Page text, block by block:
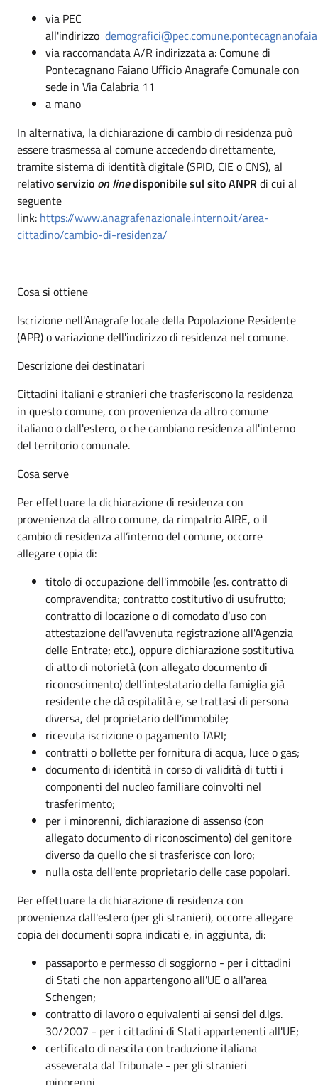
via PEC
all'indirizzo
via raccomandata A/R indirizzata a: Comune di
Pontecagnano Faiano Ufficio Anagrafe Comunale con
sede in Via Calabria 11
a mano
In alternativa, la dichiarazione di cambio di residenza può
essere trasmessa al comune accedendo direttamente,
tramite sistema di identità digitale (SPID, CIE o CNS), al
relativoservizio on linedisponibile sul sito ANPRdi cui al
seguente
link: https://www.anagrafenazionale.interno.it/area-
cittadino/cambio-di-residenza/
Cosa si ottiene
Iscrizione nell'Anagrafe locale della Popolazione Residente
(APR) o variazione dell'indirizzo di residenza nel comune.
Descrizione dei destinatari
Cittadini italiani e stranieri che trasferiscono la residenza
in questo comune, con provenienza da altro comune
italiano o dall'estero, o che cambiano residenza all'interno
del territorio comunale.
Cosa serve
Per effettuare la dichiarazione di residenza con
provenienza da altro comune, da rimpatrio AIRE, o il
cambio di residenza all’interno del comune, occorre
allegare copia di:
titolo di occupazione dell'immobile (es. contratto di
compravendita; contratto costitutivo di usufrutto;
contratto di locazione o di comodato d’uso con
attestazione dell'avvenuta registrazione all'Agenzia
delle Entrate; etc.), oppure dichiarazione sostitutiva
di atto di notorietà (con allegato documento di
riconoscimento) dell'intestatario della famiglia già
residente che dà ospitalità e, se trattasi di persona
diversa, del proprietario dell'immobile;
ricevuta iscrizione o pagamento TARI;
contratti o bollette per fornitura di acqua, luce o gas;
documento di identità in corso di validità di tutti i
componenti del nucleo familiare coinvolti nel
trasferimento;
per i minorenni, dichiarazione di assenso (con
allegato documento di riconoscimento) del genitore
diverso da quello che si trasferisce con loro;
nulla osta dell'ente proprietario delle case popolari.
Per effettuare la dichiarazione di residenza con
provenienza dall'estero (per gli stranieri), occorre allegare
copia dei documenti sopra indicati e, in aggiunta, di:
passaporto e permesso di soggiorno - per i cittadini
di Stati che non appartengono all'UE o all'area
Schengen;
contratto di lavoro o equivalenti ai sensi del d.lgs.
30/2007 - per i cittadini di Stati appartenenti all'UE;
certificato di nascita con traduzione italiana
asseverata dal Tribunale - per gli stranieri